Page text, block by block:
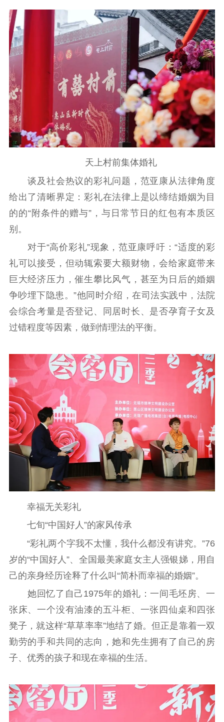
天上村前集体婚礼
谈及社会热议的彩礼问题，范亚康从法律角度
给出了清晰界定：彩礼在法律上是以缔结婚姻为目
的的“附条件的赠与”，与日常节日的红包有本质区
别。
对于“高价彩礼”现象，范亚康呼吁：“适度的彩
礼可以接受，但动辄索要大额财物，会给家庭带来
巨大经济压力，催生攀比风气，甚至为日后的婚姻
争吵埋下隐患。”他同时介绍，在司法实践中，法院
会综合考量是否登记、同居时长、是否孕育子女及
过错程度等因素，做到情理法的平衡。
幸福无关彩礼
七旬“中国好人”的家风传承
“彩礼两个字我不太懂，我什么都没有讲究。”76
岁的“中国好人”、全国最美家庭女主人强银娣，用自
己的亲身经历诠释了什么叫“简朴而幸福的婚姻”。
她回忆了自己1975年的婚礼：一间毛坯房、一
张床、一个没有油漆的五斗柜、一张四仙桌和四张
凳子，就这样“草草率率”地结了婚。但正是靠着一双
勤劳的手和共同的志向，她和先生拥有了自己的房
子、优秀的孩子和现在幸福的生活。